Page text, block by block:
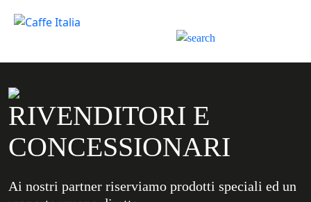
RIVENDITORI E
CONCESSIONARI
Ai nostri partner riserviamo prodotti speciali ed un